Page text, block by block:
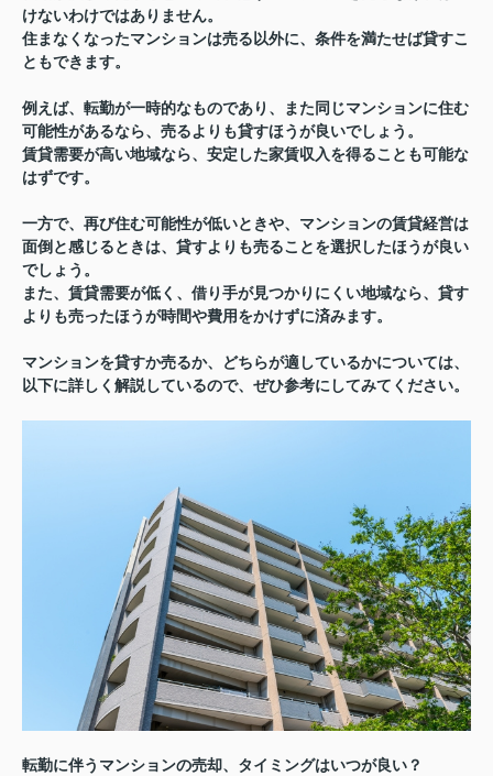
けないわけではありません。
住まなくなったマンションは売る以外に、条件を満たせば貸すこ
ともできます。
例えば、転勤が一時的なものであり、また同じマンションに住む
可能性があるなら、売るよりも貸すほうが良いでしょう。
賃貸需要が高い地域なら、安定した家賃収入を得ることも可能な
はずです。
一方で、再び住む可能性が低いときや、マンションの賃貸経営は
面倒と感じるときは、貸すよりも売ることを選択したほうが良い
でしょう。
また、賃貸需要が低く、借り手が見つかりにくい地域なら、貸す
よりも売ったほうが時間や費用をかけずに済みます。
マンションを貸すか売るか、どちらが適しているかについては、
以下に詳しく解説しているので、ぜひ参考にしてみてください。
転勤に伴うマンションの売却、タイミングはいつが良い？